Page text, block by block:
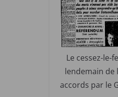
Le cessez-le-
lendemain de
accords par le